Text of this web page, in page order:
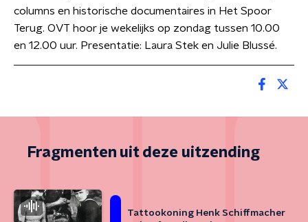
columns en historische documentaires in Het Spoor
Terug. OVT hoor je wekelijks op zondag tussen 10.00
en 12.00 uur. Presentatie: Laura Stek en Julie Blussé.
Fragmenten uit deze uitzending
Tattookoning Henk Schiffmacher